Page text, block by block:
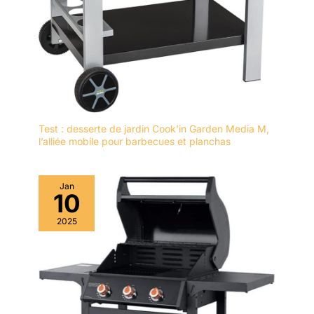
Test : desserte de jardin Cook’in Garden Media M,
l’alliée mobile pour barbecues et planchas
Jan
10
2025